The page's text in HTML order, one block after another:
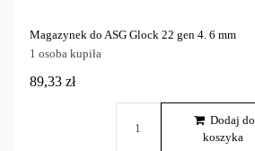
Magazynek do ASG Glock 22 gen 4. 6 mm
1 osoba kupiła
89,33 zł
Dodaj do
koszyka